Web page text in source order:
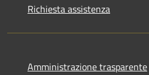
Richiesta assistenza
Amministrazione trasparente